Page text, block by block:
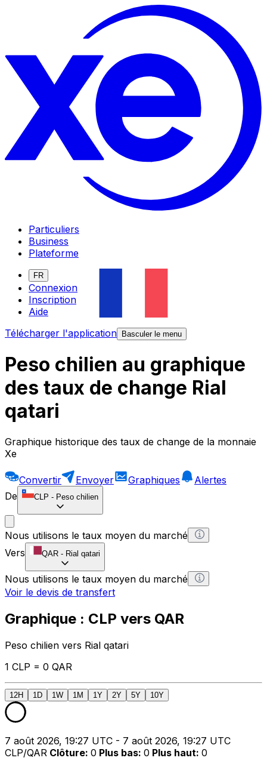
Particuliers
Business
Plateforme
FR
Connexion
Inscription
Aide
Télécharger l'application
Basculer le menu
Peso chilien au graphique
des taux de change Rial
qatari
Graphique historique des taux de change de la monnaie
Xe
Convertir Envoyer Graphiques
Alertes
De
CLP - Peso chilien
Nous utilisons le taux moyen du marché
Vers
QAR - Rial qatari
Nous utilisons le taux moyen du marché
Voir le devis de transfert
Graphique : CLP vers QAR
Peso chilien vers Rial qatari
1 CLP = 0 QAR
12H 1D 1W 1M 1Y 2Y 5Y 10Y
7 août 2026, 19:27 UTC - 7 août 2026, 19:27 UTC
CLP/QAR Clôture: 0 Plus bas: 0 Plus haut: 0